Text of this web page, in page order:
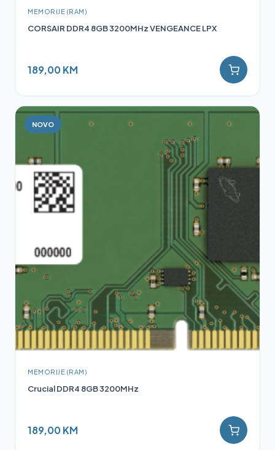
MEMORIJE (RAM)
CORSAIR DDR4 8GB 3200MHz VENGEANCE LPX
189,00 KM
NOVO
MEMORIJE (RAM)
Crucial DDR4 8GB 3200MHz
189,00 KM